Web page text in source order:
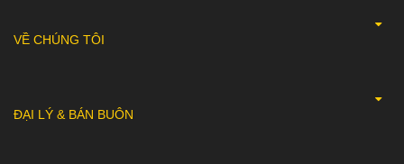
VỀ CHÚNG TÔI
ĐẠI LÝ & BÁN BUÔN